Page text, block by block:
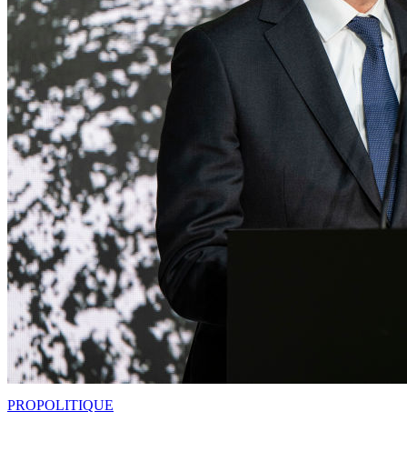
PROPOLITIQUE